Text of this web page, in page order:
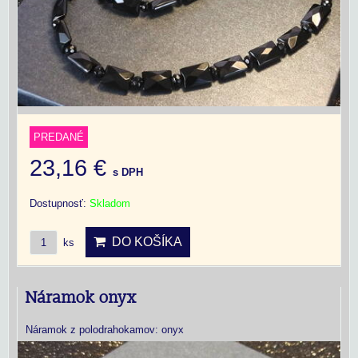
PREDANÉ
23,16 € s DPH
Dostupnosť: Skladom
ks DO KOŠÍKA
Náramok onyx
Náramok z polodrahokamov: onyx